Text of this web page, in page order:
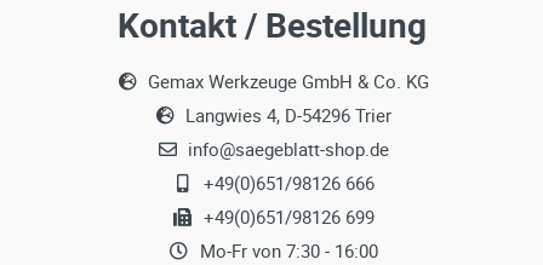
Kontakt / Bestellung
Gemax Werkzeuge GmbH & Co. KG
Langwies 4, D-54296 Trier
info@saegeblatt-shop.de
+49(0)651/98126 666
+49(0)651/98126 699
Mo-Fr von 7:30 - 16:00